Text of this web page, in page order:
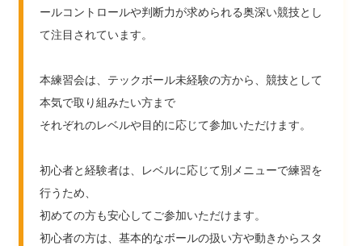
ールコントロールや判断力が求められる奥深い競技とし
て注目されています。
本練習会は、テックボール未経験の方から、競技として
本気で取り組みたい方まで
それぞれのレベルや目的に応じて参加いただけます。
初心者と経験者は、レベルに応じて別メニューで練習を
行うため、
初めての方も安心してご参加いただけます。
初心者の方は、基本的なボールの扱い方や動きからスタ